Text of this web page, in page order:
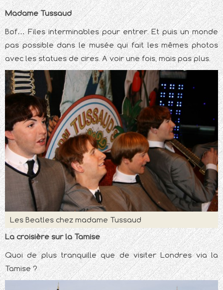
Madame Tussaud
Bof… Files interminables pour entrer. Et puis un monde
pas possible dans le musée qui fait les mêmes photos
avec les statues de cires. A voir une fois, mais pas plus.
Les Beatles chez madame Tussaud
La croisière sur la Tamise
Quoi de plus tranquille que de visiter Londres via la
Tamise ?